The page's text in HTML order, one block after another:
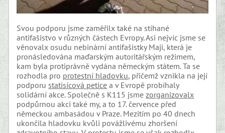
Svou podporu jsme zaměřilx také na stíhané
antifašistvo v různých částech Evropy. Asi nejvíc jsme se
věnovalx osudu nebinární antifašistky Maji, která je
pronásledována maďarským autoritářským režimem,
kam byla protiprávně vydána německým státem. Ta se
rozhodla pro protestní hladovku, přičemž vznikla na její
podporu statisícová petice a v Evropě probíhaly
solidární akce. Společně s K115 jsmezorganizovalx
podpůrnou akci také my, a to 17. července před
německou ambasádou v Praze. Mezitím po 40 dnech
ukončila hladovku kvůli povážlivému zhoršení